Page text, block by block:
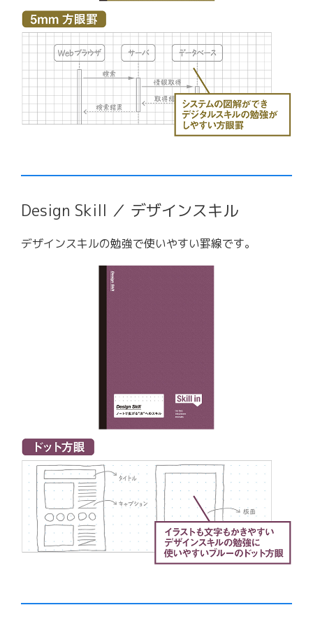
Design Skill ／ デザインスキル
デザインスキルの勉強で使いやすい罫線です。